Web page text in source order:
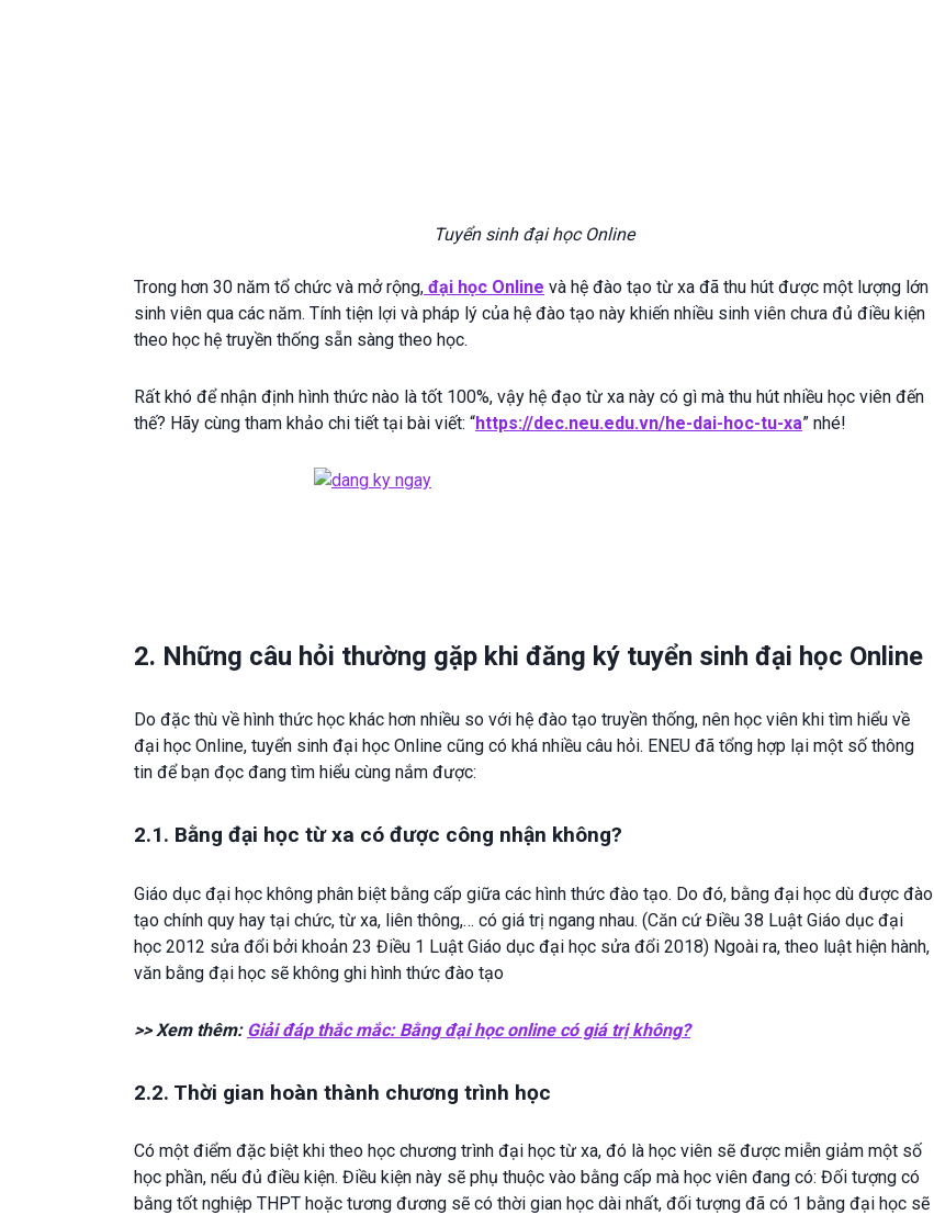
Tuyển sinh đại học Online
Trong hơn 30 năm tổ chức và mở rộng, đại học Online và hệ đào tạo từ xa đã thu hút được một lượng lớn
sinh viên qua các năm. Tính tiện lợi và pháp lý của hệ đào tạo này khiến nhiều sinh viên chưa đủ điều kiện
theo học hệ truyền thống sẵn sàng theo học.
Rất khó để nhận định hình thức nào là tốt 100%, vậy hệ đạo từ xa này có gì mà thu hút nhiều học viên đến
thế? Hãy cùng tham khảo chi tiết tại bài viết: “https://dec.neu.edu.vn/he-dai-hoc-tu-xa” nhé!
2. Những câu hỏi thường gặp khi đăng ký tuyển sinh đại học Online
Do đặc thù về hình thức học khác hơn nhiều so với hệ đào tạo truyền thống, nên học viên khi tìm hiểu về
đại học Online, tuyển sinh đại học Online cũng có khá nhiều câu hỏi. ENEU đã tổng hợp lại một số thông
tin để bạn đọc đang tìm hiểu cùng nắm được:
2.1. Bằng đại học từ xa có được công nhận không?
Giáo dục đại học không phân biệt bằng cấp giữa các hình thức đào tạo. Do đó, bằng đại học dù được đào
tạo chính quy hay tại chức, từ xa, liên thông,… có giá trị ngang nhau. (Căn cứ Điều 38 Luật Giáo dục đại
học 2012 sửa đổi bởi khoản 23 Điều 1 Luật Giáo dục đại học sửa đổi 2018) Ngoài ra, theo luật hiện hành,
văn bằng đại học sẽ không ghi hình thức đào tạo
>> Xem thêm: Giải đáp thắc mắc: Bằng đại học online có giá trị không?
2.2. Thời gian hoàn thành chương trình học
Có một điểm đặc biệt khi theo học chương trình đại học từ xa, đó là học viên sẽ được miễn giảm một số
học phần, nếu đủ điều kiện. Điều kiện này sẽ phụ thuộc vào bằng cấp mà học viên đang có: Đối tượng có
bằng tốt nghiệp THPT hoặc tương đương sẽ có thời gian học dài nhất, đối tượng đã có 1 bằng đại học sẽ